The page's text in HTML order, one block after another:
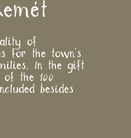
of
for the town’s
In the gift
of the 100
besides